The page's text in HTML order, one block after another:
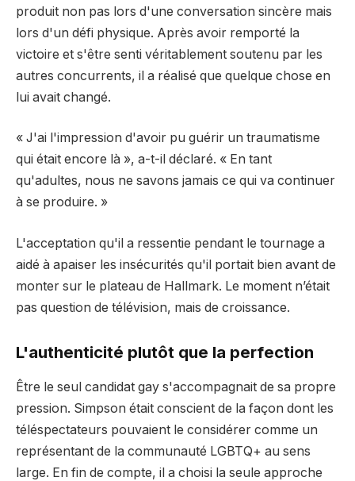
produit non pas lors d'une conversation sincère mais
lors d'un défi physique. Après avoir remporté la
victoire et s'être senti véritablement soutenu par les
autres concurrents, il a réalisé que quelque chose en
lui avait changé.
« J'ai l'impression d'avoir pu guérir un traumatisme
qui était encore là », a-t-il déclaré. « En tant
qu'adultes, nous ne savons jamais ce qui va continuer
à se produire. »
L'acceptation qu'il a ressentie pendant le tournage a
aidé à apaiser les insécurités qu'il portait bien avant de
monter sur le plateau de Hallmark. Le moment n’était
pas question de télévision, mais de croissance.
L'authenticité plutôt que la perfection
Être le seul candidat gay s'accompagnait de sa propre
pression. Simpson était conscient de la façon dont les
téléspectateurs pouvaient le considérer comme un
représentant de la communauté LGBTQ+ au sens
large. En fin de compte, il a choisi la seule approche